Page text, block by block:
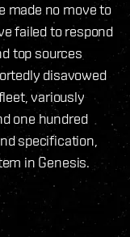
made no move to
failed to respond
top sources
disavowed
variously
one hundred
specification,
in Genesis.